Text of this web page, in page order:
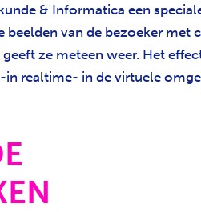
& Informatica een
van de bezoeker met
ze meteen weer. Het
in realtime- in de virtuele